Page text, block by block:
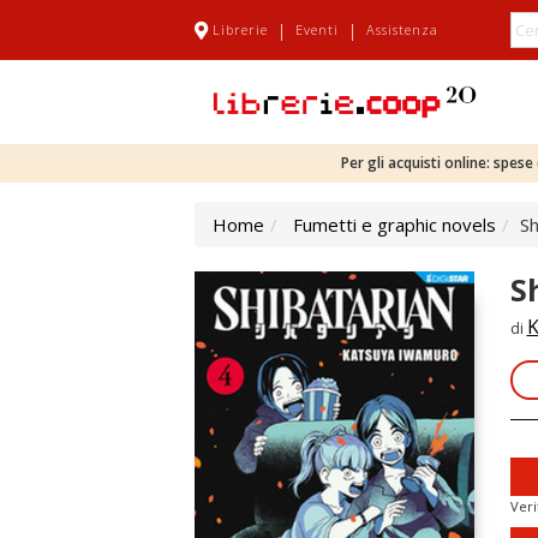
Librerie | Eventi | Assistenza
Per gli acquisti online:
Home Fumetti e graphic novels
di